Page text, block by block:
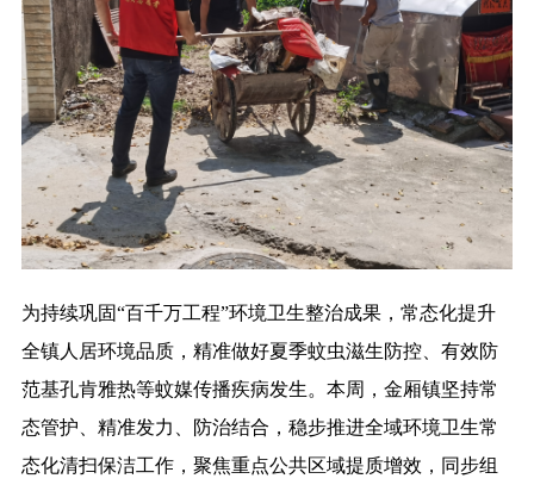
为持续巩固“百千万工程”环境卫生整治成果，常态化提升
全镇人居环境品质，精准做好夏季蚊虫滋生防控、有效防
范基孔肯雅热等蚊媒传播疾病发生。本周，金厢镇坚持常
态管护、精准发力、防治结合，稳步推进全域环境卫生常
态化清扫保洁工作，聚焦重点公共区域提质增效，同步组